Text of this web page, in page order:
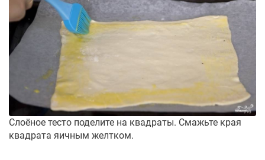
Слоёное тесто поделите на квадраты. Смажьте края
квадрата яичным желтком.